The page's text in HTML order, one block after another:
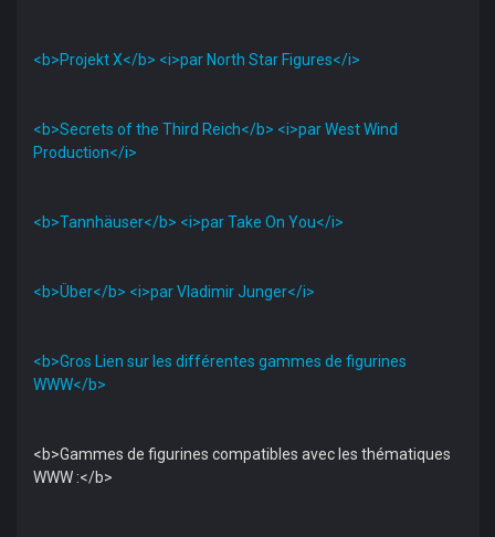
<b>Projekt X</b> <i>par North Star Figures</i>
<b>Secrets of the Third Reich</b> <i>par West Wind
Production</i>
<b>Tannhäuser</b> <i>par Take On You</i>
<b>Über</b> <i>par Vladimir Junger</i>
<b>Gros Lien sur les différentes gammes de figurines
WWW</b>
<b>Gammes de figurines compatibles avec les thématiques
WWW :</b>